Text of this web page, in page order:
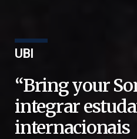
UBI
“Bring your
integrar
internacionais